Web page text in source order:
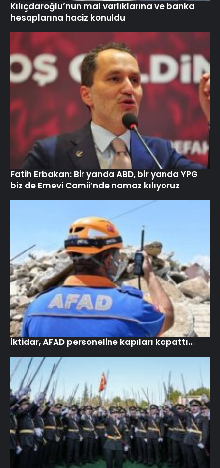
Kılıçdaroğlu’nun mal varlıklarına ve banka
hesaplarına haciz konuldu
Fatih Erbakan: Bir yanda ABD, bir yanda YPG
biz de Emevi Camii’nde namaz kılıyoruz
İktidar, AFAD personeline kapıları kapattı…